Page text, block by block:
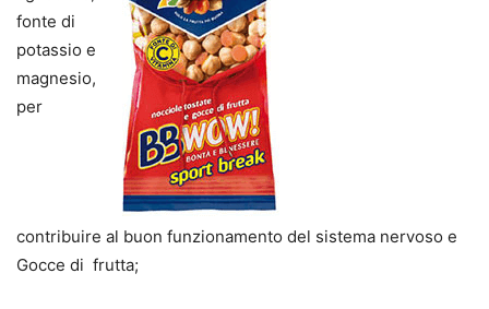
fonte di
potassio e
magnesio,
per
contribuire al buon funzionamento del sistema nervoso e
Gocce di frutta;